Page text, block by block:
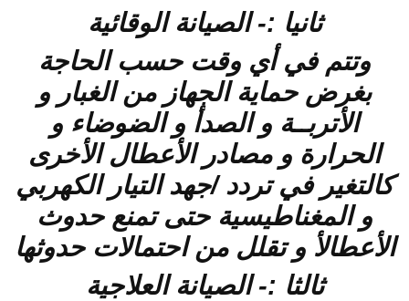
ثانيا :- الصيانة الوقائية
وتتم في أي وقت حسب الحاجة
بغرض حماية الجهاز من الغبار و
الأتربــة و الصدأ و الضوضاء و
الحرارة و مصادر الأعطال الأخرى
كالتغير في تردد /جهد التيار الكهربي
و المغناطيسية حتى تمنع حدوث
الأعطالأ و تقلل من احتمالات حدوثها
ثالثا :- الصيانة العلاجية